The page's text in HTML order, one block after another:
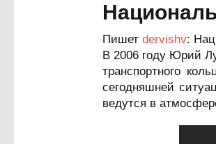
Пишет dervishv:
В 2006 году Юрий
транспортного
сегодняшней
ведутся в